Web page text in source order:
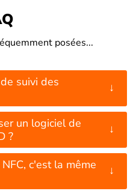
posées...
suivi des
↓
un logiciel de
?
↓
c'est la même
↓